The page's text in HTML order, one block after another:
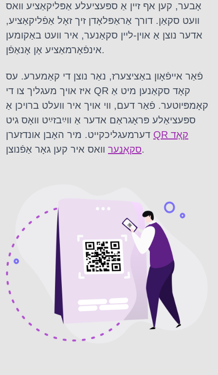
אָבער, קען אף זיין אַ ספּעציעלע אַפּליקאַציע וואס
וועט סקאַן. דורך אַראַפּלאָדן זיך זאָל אַפֿליקאַציע,
אדער נוצן אַ אוין-ליין סקאַנער, איר וועט באַקומען
אינפֿאָרמאַציע אָן אָנאַפֿן.
פֿאַר אייפֿאָון באַציצערז, נאַר נוצן די קאַמערע. עס
איז אויך מעגליך צו די QR קאָד סקאַנען מיט אַ
קאָמפּיוטער. פֿאַר דעם, ווי אויך איר וועלט ברויכן אַ
ספּעציאַלע פּראָגראַם אדער אַ ווײַבזײַט וואָס גיט
QR קאָד
סקאַנערוואס איר קען גאָר אַפֿנוצן.